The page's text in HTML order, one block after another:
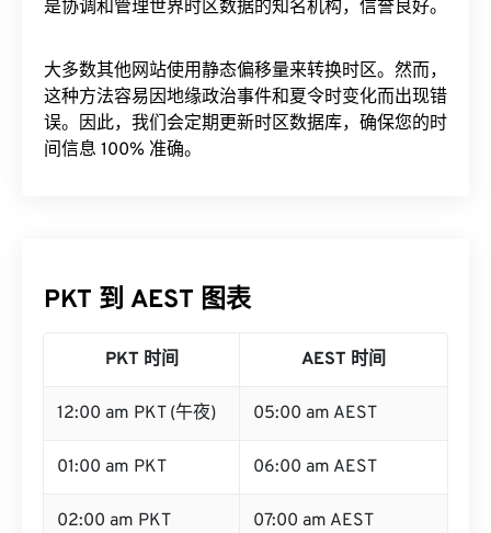
是协调和管理世界时区数据的知名机构，信誉良好。
大多数其他网站使用静态偏移量来转换时区。然而，
这种方法容易因地缘政治事件和夏令时变化而出现错
误。因此，我们会定期更新时区数据库，确保您的时
间信息 100% 准确。
PKT 到 AEST 图表
PKT 时间 AEST 时间
12:00 am PKT (午夜) 05:00 am AEST
01:00 am PKT 06:00 am AEST
02:00 am PKT 07:00 am AEST